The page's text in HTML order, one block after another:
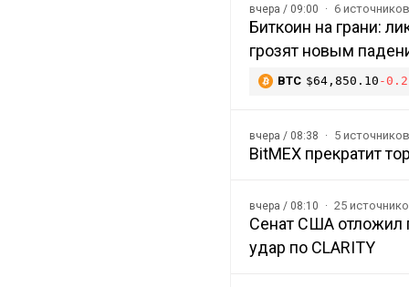
вчера / 09:00 6
Биткоин на грани:
грозят новым
BTC $64,850.10 -
вчера / 08:38 5
BitMEX прекратит
вчера / 08:10 25
Сенат США отложил
удар по CLARITY